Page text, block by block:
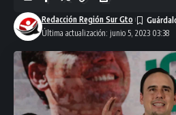
Última actualización: junio 5, 2023 03:38
Redacción Región Sur Gto